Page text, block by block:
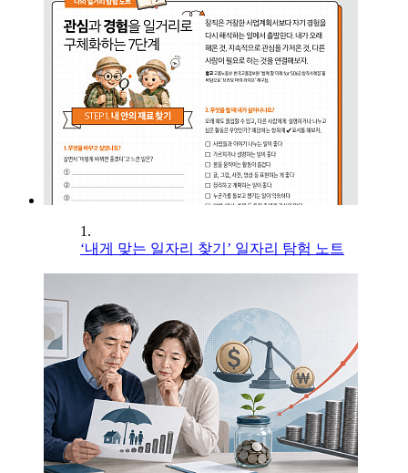
1.
‘내게 맞는 일자리 찾기’ 일자리 탐험 노트